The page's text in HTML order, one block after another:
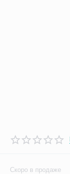
Скоро в продаже